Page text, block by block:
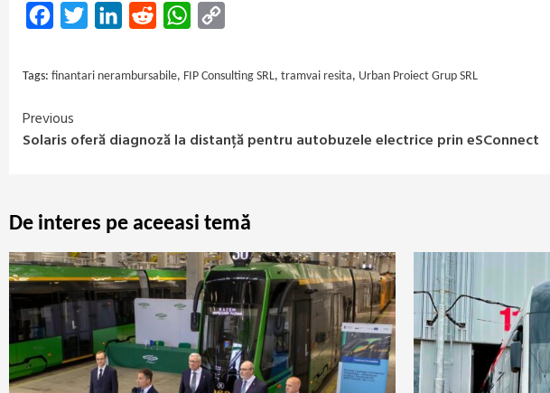
FacebookTwitter LinkedInReddit WhatsApp
Tags: finantari nerambursabile, FIP Consulting SRL, tramvai resita, Urban Proiect Grup SRL
Continue
Previous
Solaris oferă diagnoză la distanță pentru autobuzele electrice prin eSConnect
De interes pe aceeasi temă